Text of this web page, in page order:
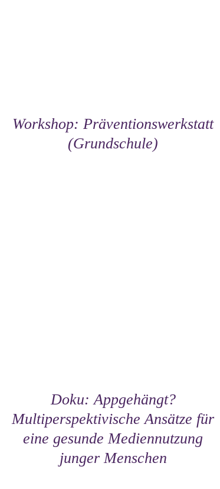
Workshop: Präventionswerkstatt
(Grundschule)
Doku: Appgehängt?
Multiperspektivische Ansätze für
eine gesunde Mediennutzung
junger Menschen